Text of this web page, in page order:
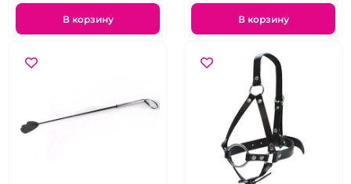
В корзину В корзину